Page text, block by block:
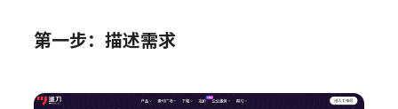
第一步：描述需求